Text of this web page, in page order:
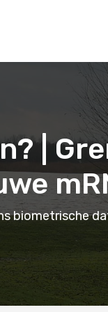
|
biometrische